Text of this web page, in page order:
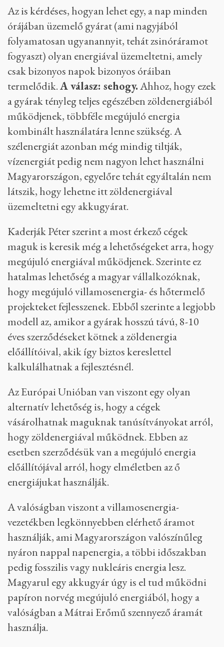
Az is kérdéses, hogyan lehet egy, a nap minden
órájában üzemelő gyárat (ami nagyjából
folyamatosan ugyanannyit, tehát zsinóráramot
fogyaszt) olyan energiával üzemeltetni, amely
csak bizonyos napok bizonyos óráiban
termelődik.A válasz: sehogy.Ahhoz, hogy ezek
a gyárak tényleg teljes egészében zöldenergiából
működjenek, többféle megújuló energia
kombinált használatára lenne szükség. A
szélenergiát azonban még mindig tiltják,
vízenergiát pedig nem nagyon lehet használni
Magyarországon, egyelőre tehát egyáltalán nem
látszik, hogy lehetne itt zöldenergiával
üzemeltetni egy akkugyárat.
Kaderják Péter szerint a most érkező cégek
maguk is keresik még a lehetőségeket arra, hogy
megújuló energiával működjenek. Szerinte ez
hatalmas lehetőség a magyar vállalkozóknak,
hogy megújuló villamosenergia- és hőtermelő
projekteket fejlesszenek. Ebből szerinte a legjobb
modell az, amikor a gyárak hosszú távú, 8-10
éves szerződéseket kötnek a zöldenergia
előállítóival, akik így biztos kereslettel
kalkulálhatnak a fejlesztésnél.
Az Európai Unióban van viszont egy olyan
alternatív lehetőség is, hogy a cégek
vásárolhatnak maguknak tanúsítványokat arról,
hogy zöldenergiával működnek. Ebben az
esetben szerződésük van a megújuló energia
előállítójával arról, hogy elméletben az ő
energiájukat használják.
A valóságban viszont a villamosenergia-
vezetékben legkönnyebben elérhető áramot
használják, ami Magyarországon valószínűleg
nyáron nappal napenergia, a többi időszakban
pedig fosszilis vagy nukleáris energia lesz.
Magyarul egy akkugyár úgy is el tud működni
papíron norvég megújuló energiából, hogy a
valóságban a Mátrai Erőmű szennyező áramát
használja.